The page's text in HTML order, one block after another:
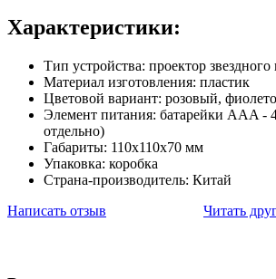
Характеристики:
Тип устройства: проектор звездного
Материал изготовления: пластик
Цветовой вариант: розовый,
Элемент питания: батарейки AAA -
отдельно)
Габариты: 110х110х70 мм
Упаковка: коробка
Страна-производитель: Китай
Написать отзыв
Читать